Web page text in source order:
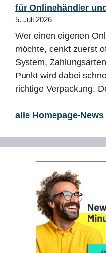
für Onlinehändler
5. Juli 2026
Wer einen eigenen
möchte, denkt zuerst
System,
Punkt wird dabei
richtige Verpackung.
alle Homepage-News